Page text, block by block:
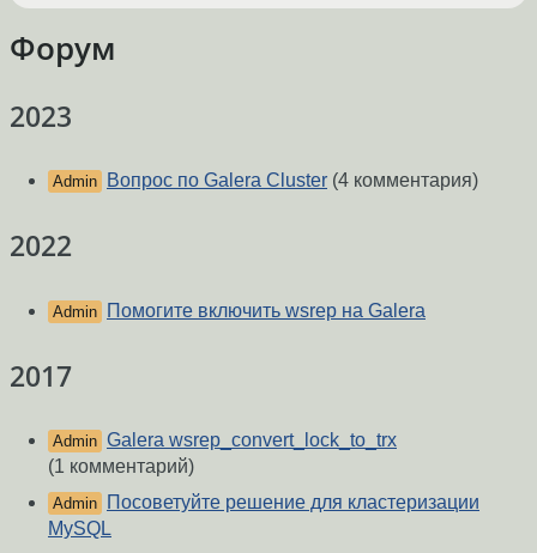
Форум
2023
Admin Вопрос по Galera Cluster (4 комментария)
2022
Admin Помогите включить wsrep на Galera
2017
Admin Galera wsrep_convert_lock_to_trx
(1 комментарий)
Admin
Посоветуйте решение для кластеризации
MySQL